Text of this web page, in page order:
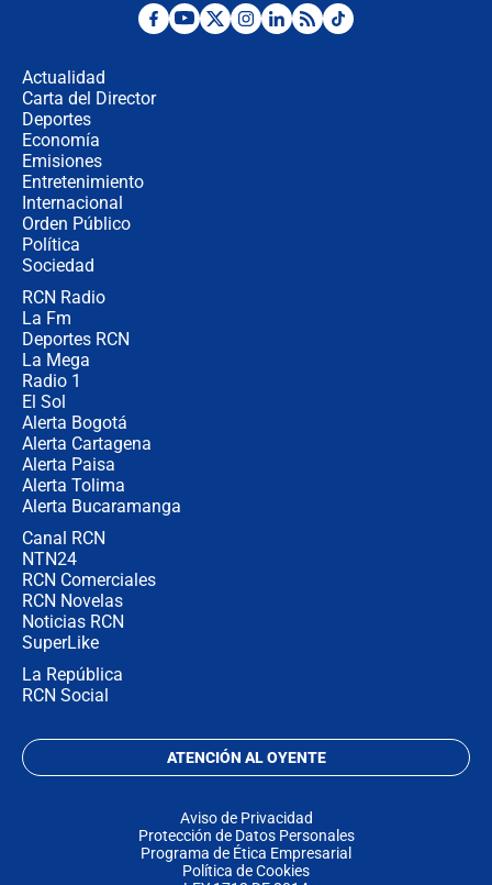
Posesión de Abelardo De La Espriella
Actualidad
Carta del Director
Deportes
Economía
Emisiones
Entretenimiento
Internacional
Orden Público
Política
Sociedad
RCN Radio
La Fm
Deportes RCN
La Mega
Radio 1
El Sol
Alerta Bogotá
Alerta Cartagena
Alerta Paisa
Alerta Tolima
Alerta Bucaramanga
Canal RCN
NTN24
RCN Comerciales
RCN Novelas
Noticias RCN
SuperLike
La República
RCN Social
ATENCIÓN AL OYENTE
Aviso de Privacidad
Protección de Datos Personales
Programa de Ética Empresarial
Política de Cookies